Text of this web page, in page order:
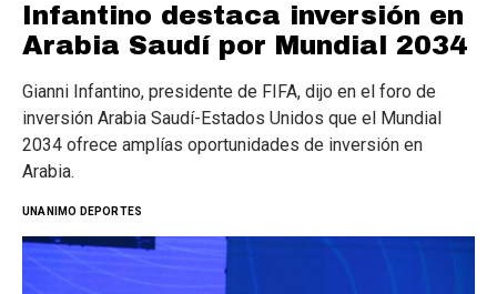
Infantino destaca inversión en
Arabia Saudí por Mundial 2034
Gianni Infantino, presidente de FIFA, dijo en el foro de
inversión Arabia Saudí-Estados Unidos que el Mundial
2034 ofrece amplías oportunidades de inversión en
Arabia.
UNANIMO DEPORTES